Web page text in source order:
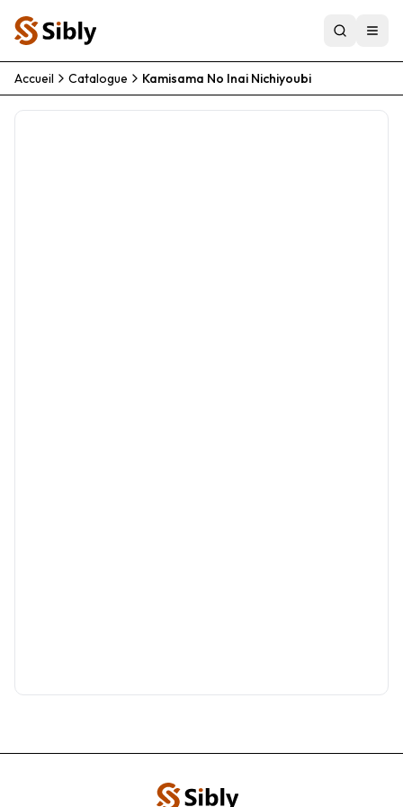
Accueil Catalogue Kamisama No Inai Nichiyoubi